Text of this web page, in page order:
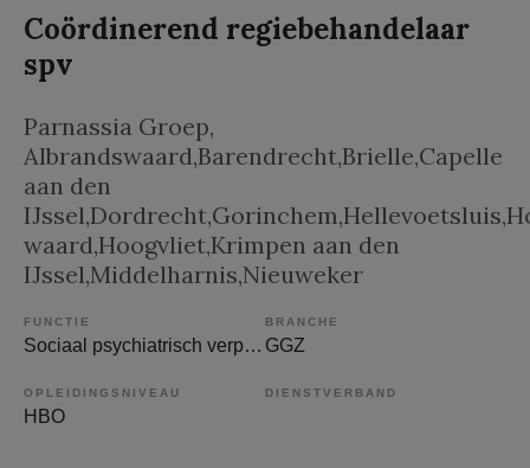
Coördinerend regiebehandelaar
spv
Parnassia Groep,
Albrandswaard,Barendrecht,Brielle,Capelle
aan den
waard,Hoogvliet,Krimpen aan den
IJssel,Middelharnis,Nieuweker
FUNCTIE
Sociaal psychiatrisch verpleegkundige
BRANCHE
GGZ
OPLEIDINGSNIVEAU
HBO
DIENSTVERBAND